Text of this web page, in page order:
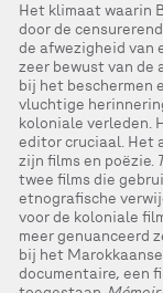
Het klimaat waarin
door de
de afwezigheid van
zeer bewust van de
bij het beschermen
vluchtige
koloniale verleden.
editor cruciaal. Het
zijn films en poëzie.
twee films die
etnografische
voor de koloniale
meer genuanceerd
bij het
documentaire, een